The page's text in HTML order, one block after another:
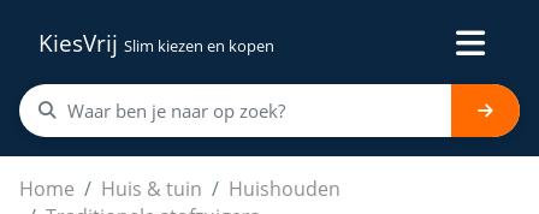
KiesVrij Slim kiezen en kopen
Home Huis & tuin
Huishouden
Inventum ST306ZZA - Stofzuiger met zak - 3 liter -